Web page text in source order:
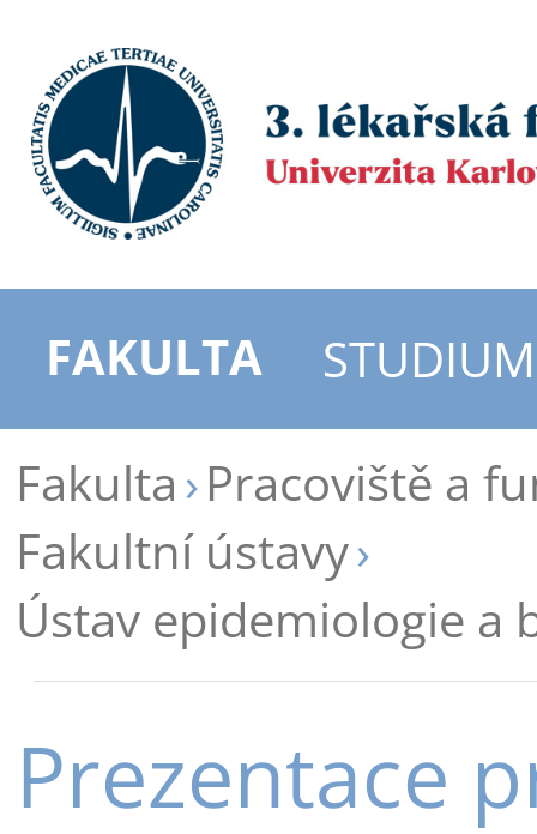
FAKULTA
STUDIUM
Fakulta Pracoviště a
Fakultní ústavy
Ústav epidemiologie a
Prezentace